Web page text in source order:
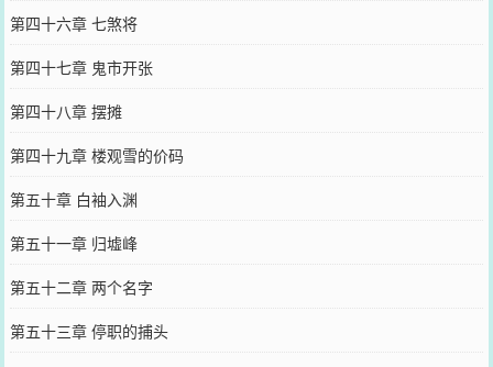
第四十六章 七煞将
第四十七章 鬼市开张
第四十八章 摆摊
第四十九章 楼观雪的价码
第五十章 白袖入渊
第五十一章 归墟峰
第五十二章 两个名字
第五十三章 停职的捕头